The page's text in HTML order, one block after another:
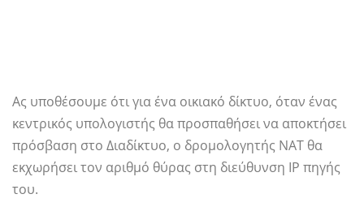
Ας υποθέσουμε ότι για ένα οικιακό δίκτυο, όταν ένας
κεντρικός υπολογιστής θα προσπαθήσει να αποκτήσει
πρόσβαση στο Διαδίκτυο, ο δρομολογητής NAT θα
εκχωρήσει τον αριθμό θύρας στη διεύθυνση IP πηγής
του.